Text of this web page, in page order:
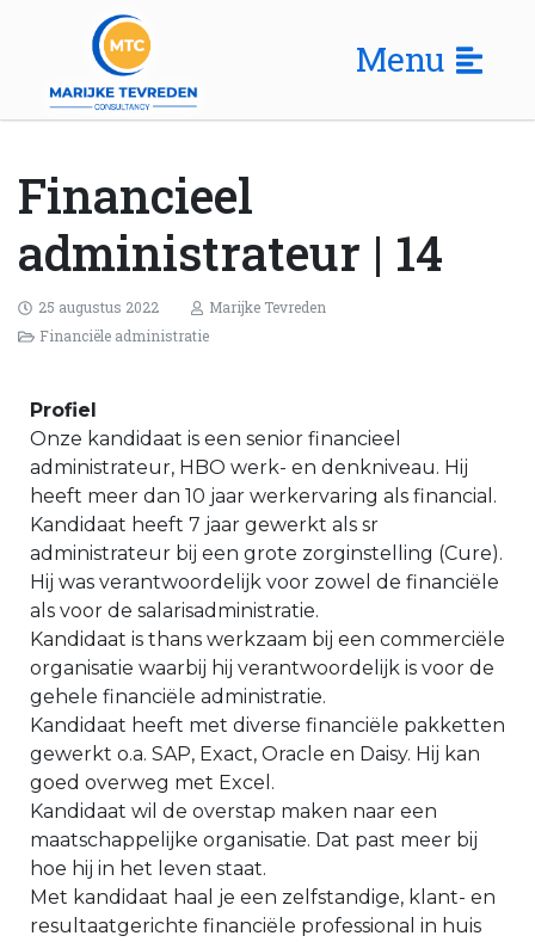
Menu
Financieel
administrateur | 14
25 augustus 2022
Marijke Tevreden
Financiële administratie
Profiel
Onze kandidaat is een senior financieel
administrateur, HBO werk- en denkniveau. Hij
heeft meer dan 10 jaar werkervaring als financial.
Kandidaat heeft 7 jaar gewerkt als sr
administrateur bij een grote zorginstelling (Cure).
Hij was verantwoordelijk voor zowel de financiële
als voor de salarisadministratie.
Kandidaat is thans werkzaam bij een commerciële
organisatie waarbij hij verantwoordelijk is voor de
gehele financiële administratie.
Kandidaat heeft met diverse financiële pakketten
gewerkt o.a. SAP, Exact, Oracle en Daisy. Hij kan
goed overweg met Excel.
Kandidaat wil de overstap maken naar een
maatschappelijke organisatie. Dat past meer bij
hoe hij in het leven staat.
Met kandidaat haal je een zelfstandige, klant- en
resultaatgerichte financiële professional in huis